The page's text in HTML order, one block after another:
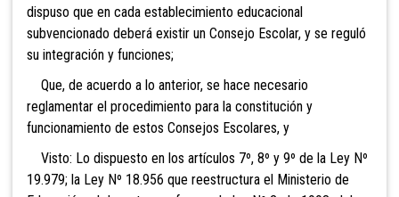
dispuso que en cada establecimiento educacional
subvencionado deberá existir un Consejo Escolar, y se reguló
su integración y funciones;
Que, de acuerdo a lo anterior, se hace necesario
reglamentar el procedimiento para la constitución y
funcionamiento de estos Consejos Escolares, y
Visto: Lo dispuesto en los artículos 7º, 8º y 9º de la Ley Nº
19.979; la Ley Nº 18.956 que reestructura el Ministerio de